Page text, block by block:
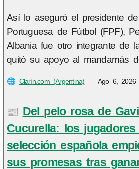
Así lo aseguró el presidente
Portuguesa de Fútbol (FPF),
Albania fue otro integrante de
quitó su apoyo al mandamás
🌐 Clarín.com (Argentina) — Ago 6, 2026
📰 Del pelo rosa de
Cucurella: los
selección española
sus promesas tras